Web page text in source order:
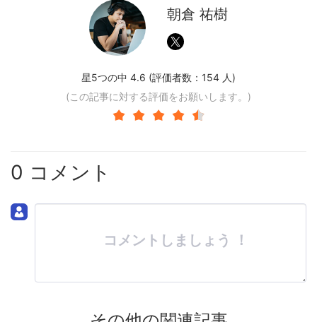
朝倉 祐樹
星5つの中 4.6 (評価者数： 154 人)
(この記事に対する評価をお願いします。)
0 コメント
コメントしましょう ！